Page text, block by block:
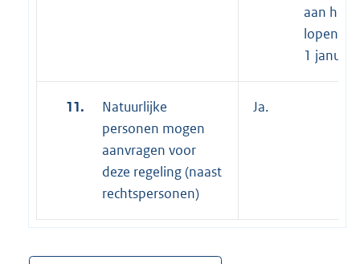
aan het
lopende
1 januari.
11.
Natuurlijke
personen mogen
aanvragen voor
deze regeling (naast
rechtspersonen)
Ja.